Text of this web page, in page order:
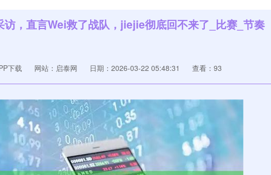
，直言Wei救了战队，jiejie彻底回不来了_比赛_节奏
下载 网站：启泰网 日期：2026-03-22 05:48:31 查看：93